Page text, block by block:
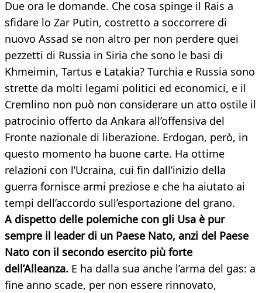
Due ora le domande. Che cosa spinge il Rais a
sfidare lo Zar Putin, costretto a soccorrere di
nuovo Assad se non altro per non perdere quei
pezzetti di Russia in Siria che sono le basi di
Khmeimin, Tartus e Latakia? Turchia e Russia sono
strette da molti legami politici ed economici, e il
Cremlino non può non considerare un atto ostile il
patrocinio offerto da Ankara all’offensiva del
Fronte nazionale di liberazione. Erdogan, però, in
questo momento ha buone carte. Ha ottime
relazioni con l’Ucraina, cui fin dall’inizio della
guerra fornisce armi preziose e che ha aiutato ai
tempi dell’accordo sull’esportazione del grano.
A dispetto delle polemiche con gli Usa è pur
sempre il leader di un Paese Nato, anzi del Paese
Nato con il secondo esercito più forte
dell’Alleanza. E ha dalla sua anche l’arma del gas: a
fine anno scade, per non essere rinnovato,